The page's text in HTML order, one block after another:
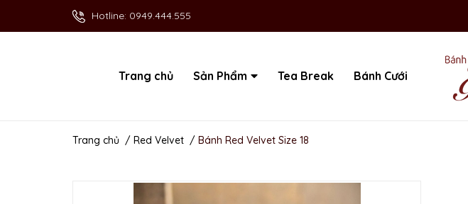
Hotline: 0949.444.555
Trang chủ Sản Phẩm Tea Break Bánh Cưới
Trang chủ / Red Velvet / Bánh Red Velvet Size 18